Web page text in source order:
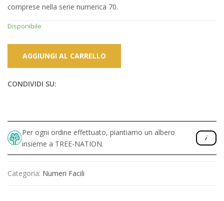
comprese nella serie numerica 70.
Disponibile
AGGIUNGI AL CARRELLO
CONDIVIDI SU:
Per ogni ordine effettuato, piantiamo un albero
insieme a TREE-NATION.
Categoria: Numeri Facili